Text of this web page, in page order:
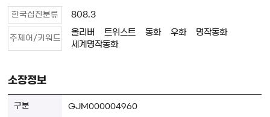
한국십진분류 808.3
주제어/키워드
올리버 트위스트 동화 우화
명작동화
세계명작동화
소장정보
GJM000004960